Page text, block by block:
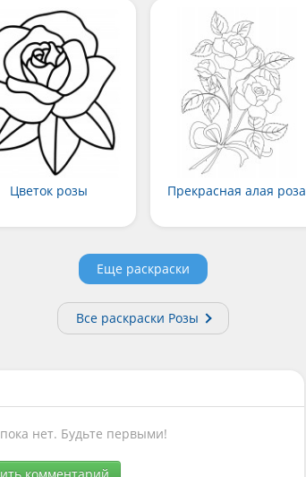
Цветок розы Прекрасная алая роза
Еще раскраски
Все раскраски Розы
нет. Будьте первыми!
комментарий